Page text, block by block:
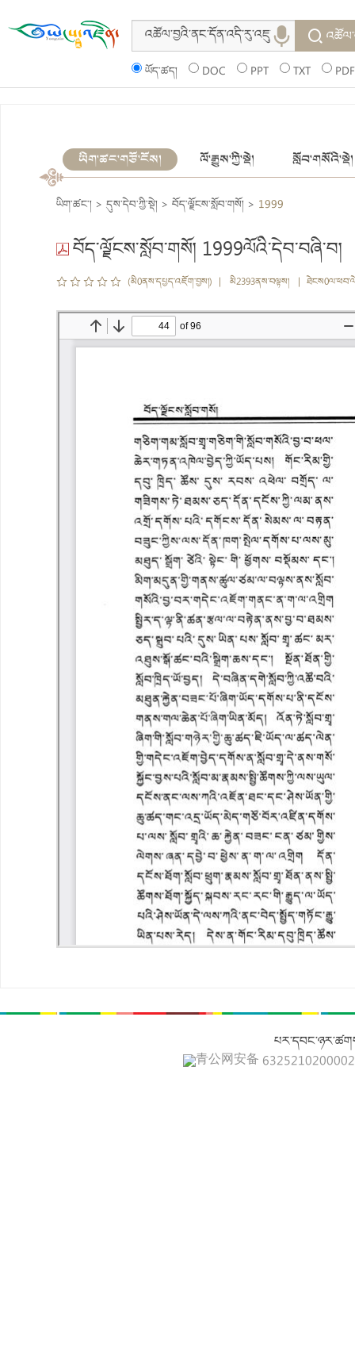
ཡོད་ཚད། DOC PPT TXT PDF
ཡིག་ཚང་གཙོ་ངོས། ལོ་རྒྱུས་ཀྱི་སྡེ། སློབ་གསོའི་སྡེ།
ཡིག་ཚང་། > དུས་དེབ་ཀྱི་སྡེ། > བོད་ལྗོངས་སློབ་གསོ། > 1999
བོད་ལྗོངས་སློབ་གསོ། 1999ལོའི་དེབ་བཞི་བ།
(མི0ནས་དཔྱད་འཇོག་བྱས།) | མི2393ནས་བལྟས། |
青公网安备